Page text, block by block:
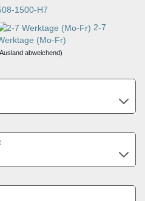
1500-H7
2-7
(Mo-Fr)
abweichend)